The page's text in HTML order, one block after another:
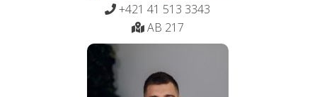
+421 41 513 3343
AB 217